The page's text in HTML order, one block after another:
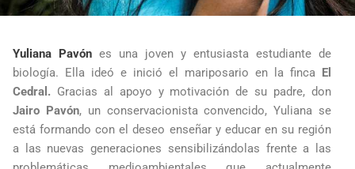
Yuliana Pavón es una joven y entusiasta estudiante de
biología. Ella ideó e inició el mariposario en la finca El
Cedral. Gracias al apoyo y motivación de su padre, don
Jairo Pavón, un conservacionista convencido, Yuliana se
está formando con el deseo enseñar y educar en su región
a las nuevas generaciones sensibilizándolas frente a las